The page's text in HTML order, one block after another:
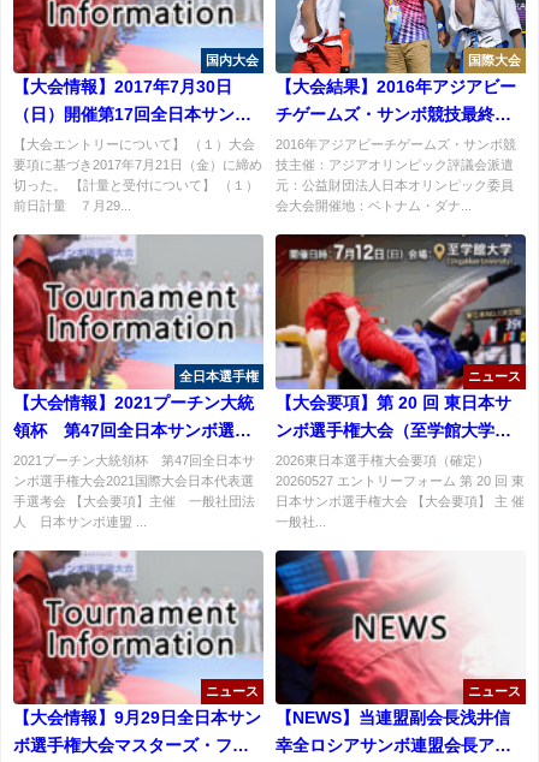
国内大会
【大会情報】2017年7月30日
（日）開催第17回全日本サンボ
団体選手権大会&第15回東日本サ
ンボ選手権大会諸注意
【大会エントリーについて】 （１）大会
要項に基づき2017年7月21日（金）に締め
切った。 【計量と受付について】 （１）
前日計量 ７月29...
国際大会
【大会結果】2016年アジアビー
チゲームズ・サンボ競技最終日
結果：女子+72kg級 村瀬晴香選
手銀メダル獲得！
2016年アジアビーチゲームズ・サンボ競
技主催：アジアオリンピック評議会派遣
元：公益財団法人日本オリンピック委員
会大会開催地：ベトナム・ダナ...
全日本選手権
【大会情報】2021プーチン大統
領杯 第47回全日本サンボ選手
権大会要項
2021プーチン大統領杯 第47回全日本サ
ンボ選手権大会2021国際大会日本代表選
手選考会 【大会要項】主催 一般社団法
人 日本サンボ連盟 ...
ニュース
【大会要項】第 20 回 東日本サ
ンボ選手権大会（至学館大学会
場）
2026東日本選手権大会要項（確定）
20260527 エントリーフォーム 第 20 回 東
日本サンボ選手権大会 【大会要項】 主 催
一般社...
ニュース
【大会情報】9月29日全日本サン
ボ選手権大会マスターズ・フレ
ニュース
【NEWS】当連盟副会長浅井信
幸全ロシアサンボ連盟会長アド